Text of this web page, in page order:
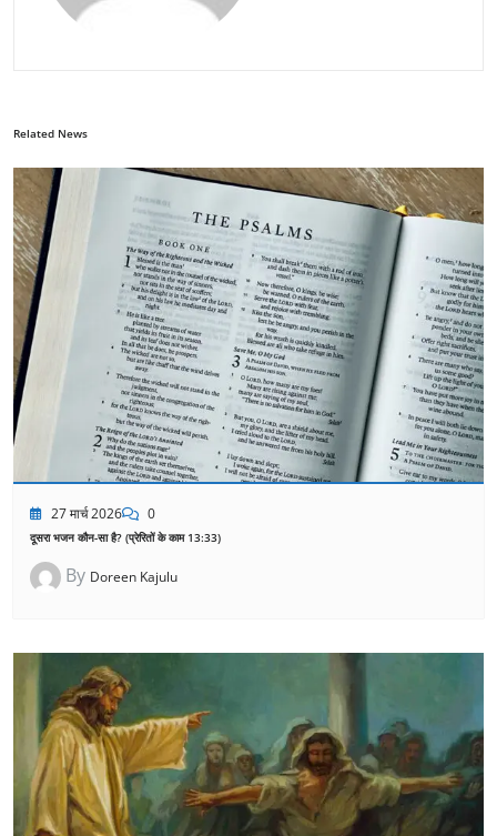
Related News
27 मार्च 2026 0
दूसरा भजन कौन-सा है? (प्रेरितों के काम 13:33)
By Doreen Kajulu